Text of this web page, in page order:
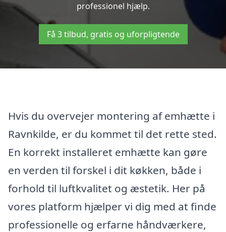
professionel hjælp.
Få 3 tilbud, gratis og uforpligtende
Hvis du overvejer montering af emhætte i
Ravnkilde, er du kommet til det rette sted.
En korrekt installeret emhætte kan gøre
en verden til forskel i dit køkken, både i
forhold til luftkvalitet og æstetik. Her på
vores platform hjælper vi dig med at finde
professionelle og erfarne håndværkere,